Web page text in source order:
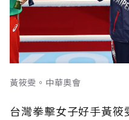
黃筱雯。中華奧會
台灣拳擊女子好手黃